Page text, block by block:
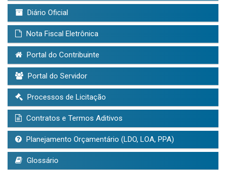
Diário Oficial
Nota Fiscal Eletrônica
Portal do Contribuinte
Portal do Servidor
Processos de Licitação
Contratos e Termos Aditivos
Planejamento Orçamentário (LDO, LOA, PPA)
Glossário